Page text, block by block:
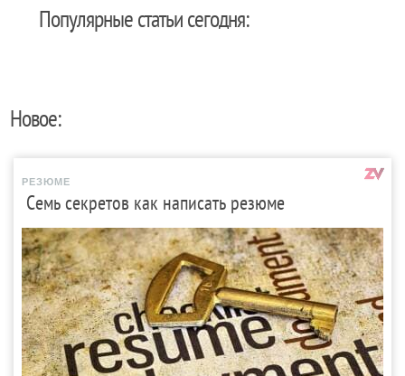
Популярные статьи сегодня:
Новое:
РЕЗЮМЕ
Семь секретов как написать резюме